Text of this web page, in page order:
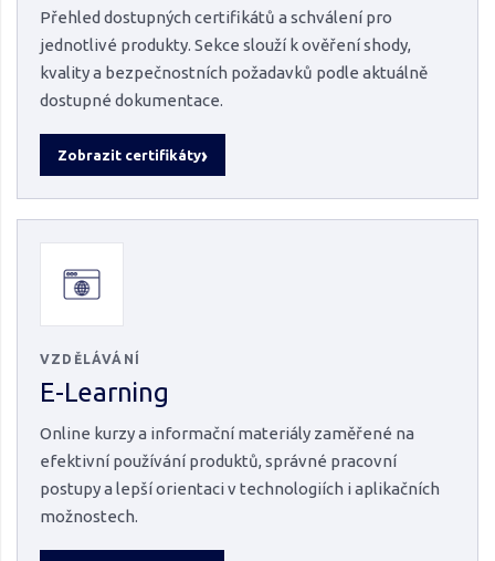
Přehled dostupných certifikátů a schválení pro
jednotlivé produkty. Sekce slouží k ověření shody,
kvality a bezpečnostních požadavků podle aktuálně
dostupné dokumentace.
Zobrazit certifikáty
VZDĚLÁVÁNÍ
E-Learning
Online kurzy a informační materiály zaměřené na
efektivní používání produktů, správné pracovní
postupy a lepší orientaci v technologiích i aplikačních
možnostech.